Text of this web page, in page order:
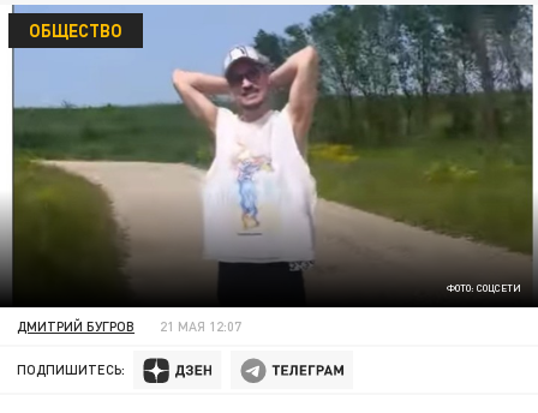
ФОТО: СОЦСЕТИ
ОБЩЕСТВО
ДМИТРИЙ БУГРОВ 21 МАЯ 12:07
ПОДПИШИТЕСЬ: